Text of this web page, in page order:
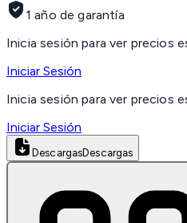
1 año de garantía
Inicia sesión para ver precios
Iniciar Sesión
Inicia sesión para ver precios
Iniciar Sesión
DescargasDescargas